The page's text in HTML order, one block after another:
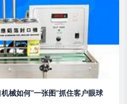
械如何“一张图”抓住客户眼球